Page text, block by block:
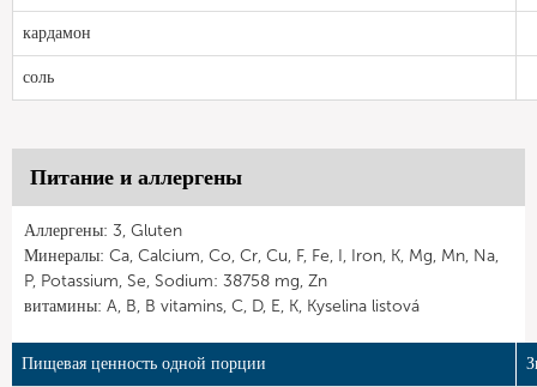
кардамон
соль
Питание и аллергены
Аллергены: 3, Gluten
Минералы: Ca, Calcium, Co, Cr, Cu, F, Fe, I, Iron, K, Mg, Mn, Na,
P, Potassium, Se, Sodium: 38758 mg, Zn
витамины: A, B, B vitamins, C, D, E, K, Kyselina listová
Пищевая ценность одной порции